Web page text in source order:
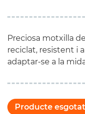
Preciosa motxilla
reciclat, resistent i
adaptar-se a la
Producte esgotat